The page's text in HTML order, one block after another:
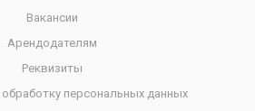
Вакансии
Арендодателям
Реквизиты
персональных данных